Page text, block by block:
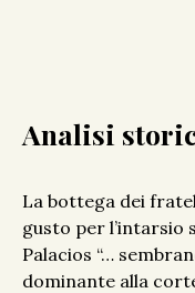
Analisi
La bottega dei
gusto per l’intarsio
Palacios “…
dominante alla